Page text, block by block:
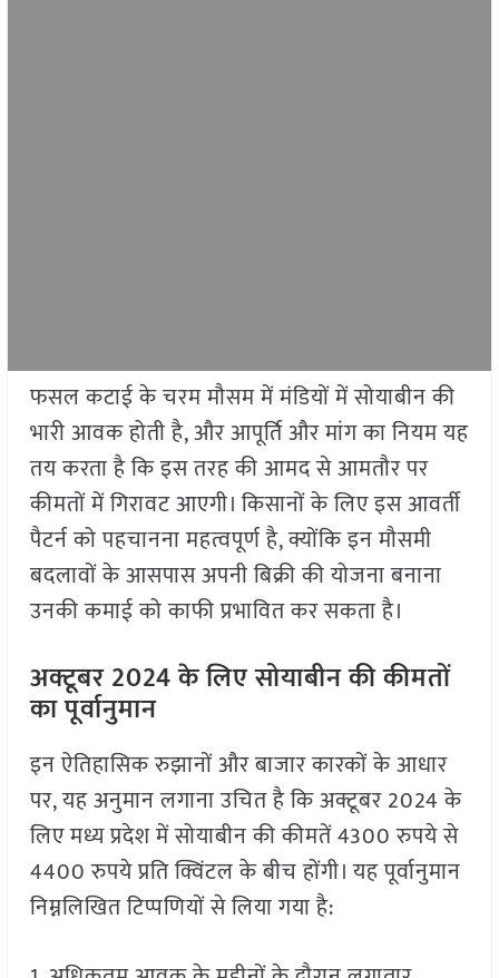
फसल कटाई के चरम मौसम में मंडियों में सोयाबीन की
भारी आवक होती है, और आपूर्ति और मांग का नियम यह
तय करता है कि इस तरह की आमद से आमतौर पर
कीमतों में गिरावट आएगी। किसानों के लिए इस आवर्ती
पैटर्न को पहचानना महत्वपूर्ण है, क्योंकि इन मौसमी
बदलावों के आसपास अपनी बिक्री की योजना बनाना
उनकी कमाई को काफी प्रभावित कर सकता है।
अक्टूबर 2024 के लिए सोयाबीन की कीमतों
का पूर्वानुमान
इन ऐतिहासिक रुझानों और बाजार कारकों के आधार
पर, यह अनुमान लगाना उचित है कि अक्टूबर 2024 के
लिए मध्य प्रदेश में सोयाबीन की कीमतें 4300 रुपये से
4400 रुपये प्रति क्विंटल के बीच होंगी। यह पूर्वानुमान
निम्नलिखित टिप्पणियों से लिया गया है: